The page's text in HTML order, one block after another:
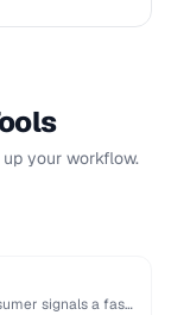
your workflow.
signals a fast